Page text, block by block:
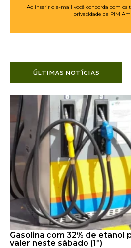
Ao inserir o e-mail você concorda com os
privacidade da PIM
ÚLTIMAS NOTÍCIAS
Gasolina com 32% de etanol
valer neste sábado (1º)